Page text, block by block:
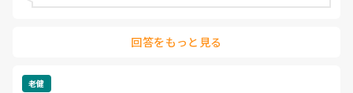
回答をもっと見る
老健